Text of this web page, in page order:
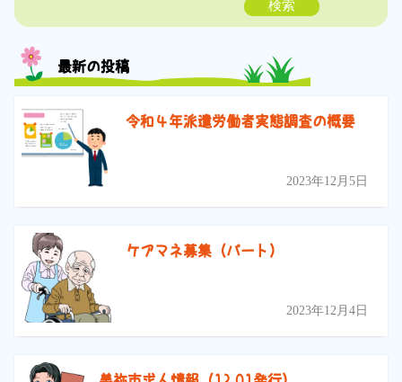
検索
最新の投稿
令和４年派遣労働者実態調査の概要
2023年12月5日
ケアマネ募集（パート）
2023年12月4日